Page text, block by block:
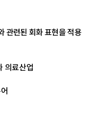
관련된 회화 표현을 적용
의료산업